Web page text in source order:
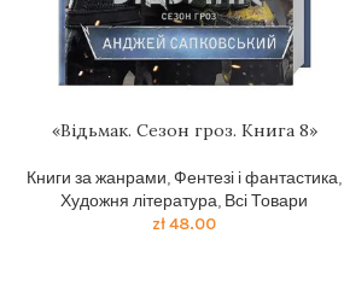
«Відьмак. Сезон гроз. Книга 8»
Книги за жанрами,Фентезі і фантастика,
Художня література, Всі Товари
zł48.00